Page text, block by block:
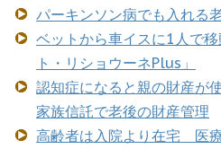
パーキンソン病でも入れる
ベットから車イスに1人で
ト・リショウーネPlus」
認知症になると親の財産が
家族信託で老後の財産管理
高齢者は入院より在宅 医